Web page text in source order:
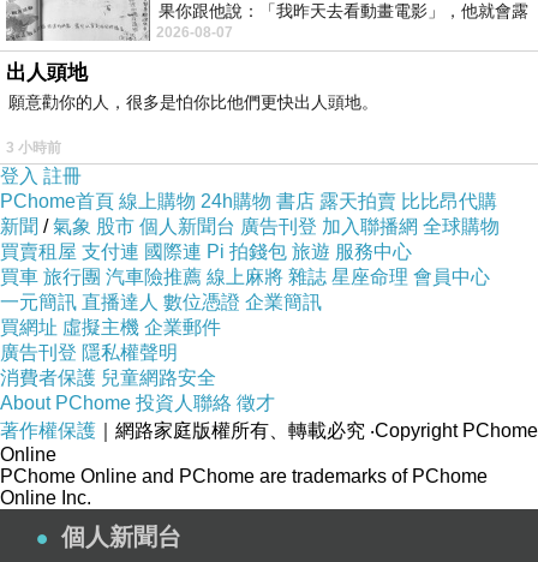
果你跟他說：「我昨天去看動畫電影」，他就會露
出一種慈祥的微笑，然後問你是不是陪小
2026-08-07
出人頭地
願意勸你的人，很多是怕你比他們更快出人頭地。
3 小時前
登入 註冊
PChome首頁 線上購物 24h購物 書店 露天拍賣 比比昂代購
新聞 /氣象 股市 個人新聞台 廣告刊登 加入聯播網 全球購物
買賣租屋 支付連 國際連 Pi 拍錢包 旅遊 服務中心
買車 旅行團 汽車險推薦 線上麻將 雜誌 星座命理 會員中心
一元簡訊 直播達人 數位憑證 企業簡訊
買網址 虛擬主機 企業郵件
廣告刊登 隱私權聲明
消費者保護 兒童網路安全
About PChome 投資人聯絡 徵才
著作權保護 ｜網路家庭版權所有、轉載必究 ‧Copyright PChome
Online
PChome Online and PChome are trademarks of PChome
Online Inc.
個人新聞台